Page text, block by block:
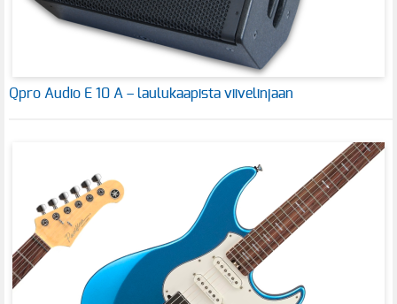
Qpro Audio E 10 A – laulukaapista viivelinjaan